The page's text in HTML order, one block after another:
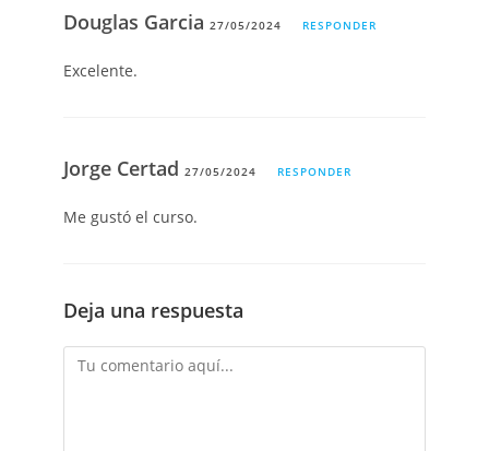
Douglas Garcia27/05/2024 RESPONDER
Excelente.
Jorge Certad27/05/2024 RESPONDER
Me gustó el curso.
Deja una respuesta